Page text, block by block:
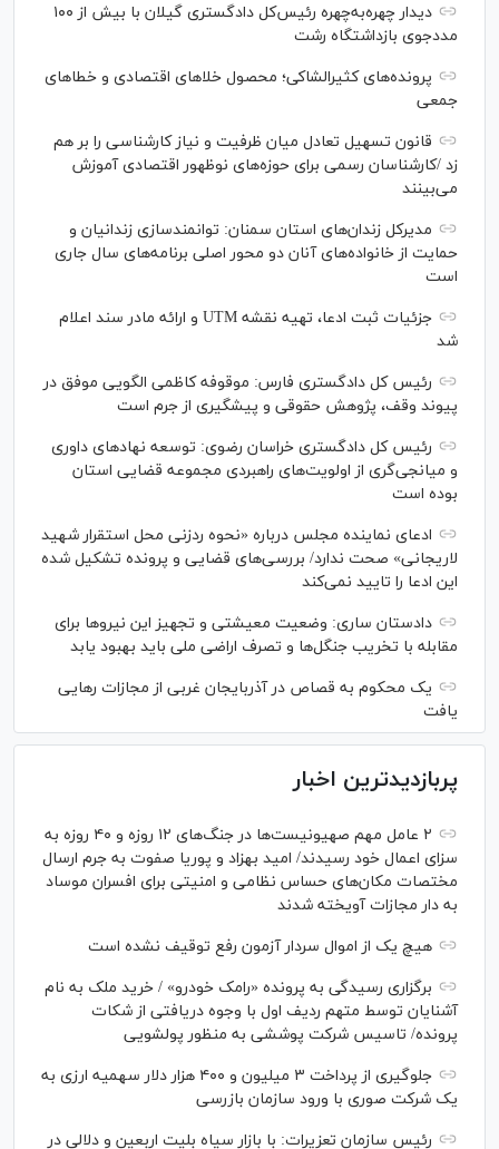
دیدار چهره‌به‌چهره رئیس‌کل دادگستری گیلان با بیش از ۱۰۰
مددجوی بازداشتگاه رشت
پرونده‌های کثیرالشاکی؛ محصول خلا‌های اقتصادی و خطا‌های
جمعی
قانون تسهیل تعادل میان ظرفیت و نیاز کارشناسی را بر هم
زد /کارشناسان رسمی برای حوزه‌های نوظهور اقتصادی آموزش
می‌بینند
مدیرکل زندان‌های استان سمنان: توانمندسازی زندانیان و
حمایت از خانواده‌های آنان دو محور اصلی برنامه‌های سال جاری
است
جزئیات ثبت ادعا، تهیه نقشه UTM و ارائه مادر سند اعلام
شد
رئیس کل دادگستری فارس: موقوفه کاظمی الگویی موفق در
پیوند وقف، پژوهش حقوقی و پیشگیری از جرم است
رئیس کل دادگستری خراسان رضوی: توسعه نهاد‌های داوری
و میانجی‌گری از اولویت‌های راهبردی مجموعه قضایی استان
بوده است
ادعای نماینده مجلس درباره «نحوه ردزنی محل استقرار شهید
لاریجانی» صحت ندارد/ بررسی‌های قضایی و پرونده تشکیل شده
این ادعا را تایید نمی‌کند
دادستان ساری: وضعیت معیشتی و تجهیز این نیرو‌ها برای
مقابله با تخریب جنگل‌ها و تصرف اراضی ملی باید بهبود یابد
یک محکوم به قصاص در آذربایجان‌ غربی از مجازات رهایی
یافت
پربازدیدترین اخبار
۲ عامل مهم صهیونیست‌ها در جنگ‌های ۱۲ روزه و ۴۰ روزه به
سزای اعمال خود رسیدند/ امید بهزاد و پوریا صفوت به جرم ارسال
مختصات مکان‌های حساس نظامی و امنیتی برای افسران موساد
به دار مجازات آویخته شدند
هیچ یک از اموال سردار آزمون رفع توقیف نشده است
برگزاری رسیدگی به پرونده «رامک خودرو» / خرید ملک به نام
آشنایان توسط متهم ردیف اول با وجوه دریافتی از شکات
پرونده/ تاسیس شرکت پوششی به منظور پولشویی
جلوگیری از پرداخت ۳ میلیون و ۴۰۰ هزار دلار سهمیه ارزی به
یک شرکت صوری با ورود سازمان بازرسی
رئیس سازمان تعزیرات: با بازار سیاه بلیت اربعین و دلالی در